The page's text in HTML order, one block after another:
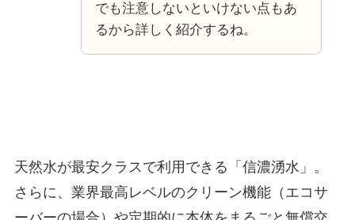
でも注意しないといけない点もあ
るから詳しく紹介するね。
天然水が最安クラスで利用できる「信濃湧水」。
さらに、業界最高レベルのクリーン機能（エコサ